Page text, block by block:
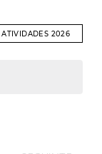
ATIVIDADES 2026